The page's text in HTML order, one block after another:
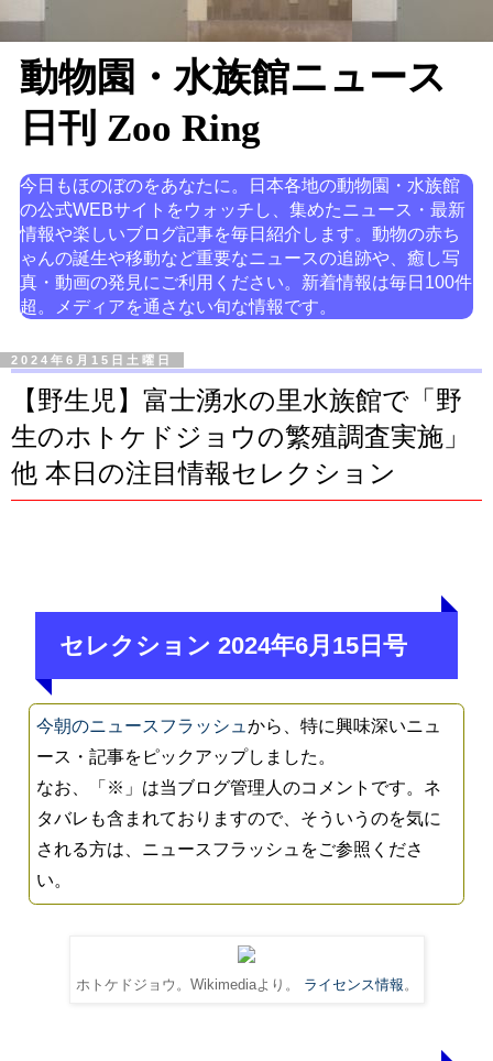
動物園・水族館ニュース
日刊 Zoo Ring
今日もほのぼのをあなたに。日本各地の動物園・水族館
の公式WEBサイトをウォッチし、集めたニュース・最新
情報や楽しいブログ記事を毎日紹介します。動物の赤ち
ゃんの誕生や移動など重要なニュースの追跡や、癒し写
真・動画の発見にご利用ください。新着情報は毎日100件
超。メディアを通さない旬な情報です。
2024年6月15日土曜日
【野生児】富士湧水の里水族館で「野
生のホトケドジョウの繁殖調査実施」
他 本日の注目情報セレクション
セレクション 2024年6月15日号
今朝のニュースフラッシュから、特に興味深いニュ
ース・記事をピックアップしました。
なお、「※」は当ブログ管理人のコメントです。ネ
タバレも含まれておりますので、そういうのを気に
される方は、ニュースフラッシュをご参照くださ
い。
ホトケドジョウ。Wikimediaより。 ライセンス情報 。